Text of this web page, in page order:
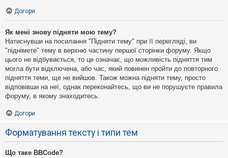
Догори
Як мені знову підняти мою тему?
Натиснувши на посилання "Підняти тему" при її перегляді, ви
"піднімете" тему в верхню частину першої сторінки форуму. Якщо
цього не відбувається, то це означає, що можливість підняття тим
могла бути відключена, або час, який повинен пройти до повторного
підняття теми, ще не вийшов. Також можна підняти тему, просто
відповівши на неї, однак переконайтесь, що ви не порушуєте правила
форуму, в якому знаходитесь.
Догори
Форматування тексту і типи тем
Що таке BBCode?